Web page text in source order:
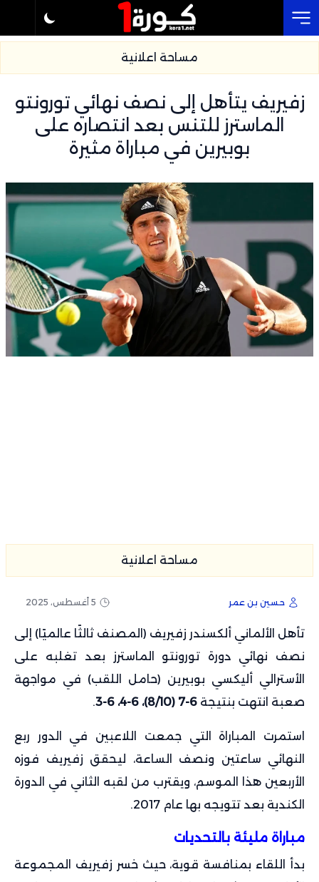
مساحة اعلانية
زفيريف يتأهل إلى نصف نهائي تورونتو
الماسترز للتنس بعد انتصاره على
بوبيرين في مباراة مثيرة
مساحة اعلانية
حسين بن عمر 5 أغسطس، 2025
تأهل الألماني ألكسندر زفيريف (المصنف ثالثًا عالميًا) إلى
نصف نهائي دورة تورونتو الماسترز بعد تغلبه على
الأسترالي أليكسي بوبيرين (حامل اللقب) في مواجهة
صعبة انتهت بنتيجة 6-7 (8/10)، 6-4، 6-3 .
استمرت المباراة التي جمعت اللاعبين في الدور ربع
النهائي ساعتين ونصف الساعة، ليحقق زفيريف فوزه
الأربعين هذا الموسم، ويقترب من لقبه الثاني في الدورة
الكندية بعد تتويجه بها عام 2017.
مباراة مليئة بالتحديات
بدأ اللقاء بمنافسة قوية، حيث خسر زفيريف المجموعة